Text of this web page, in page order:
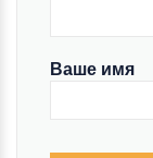
Ваше имя